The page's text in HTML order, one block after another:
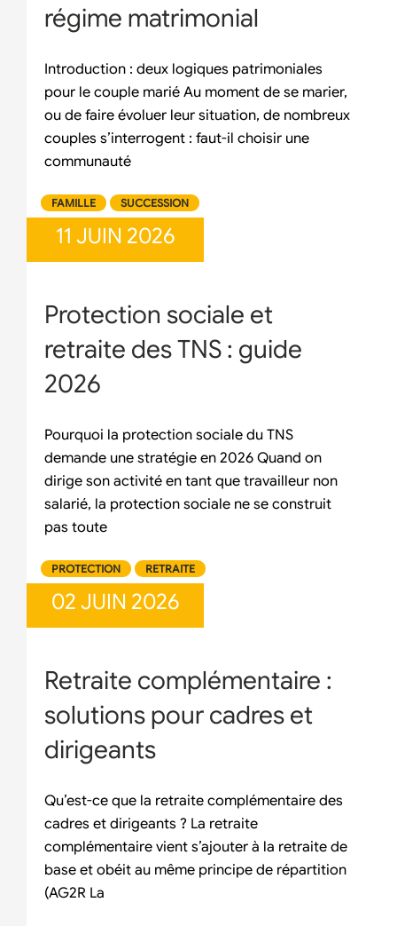
régime matrimonial
Introduction : deux logiques patrimoniales
pour le couple marié Au moment de se marier,
ou de faire évoluer leur situation, de nombreux
couples s’interrogent : faut-il choisir une
communauté
FAMILLE SUCCESSION
11 JUIN 2026
Protection sociale et
retraite des TNS : guide
2026
Pourquoi la protection sociale du TNS
demande une stratégie en 2026 Quand on
dirige son activité en tant que travailleur non
salarié, la protection sociale ne se construit
pas toute
PROTECTION RETRAITE
02 JUIN 2026
Retraite complémentaire :
solutions pour cadres et
dirigeants
Qu’est-ce que la retraite complémentaire des
cadres et dirigeants ? La retraite
complémentaire vient s’ajouter à la retraite de
base et obéit au même principe de répartition
(AG2R La